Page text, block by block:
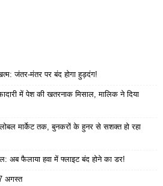
जंतर-मंतर पर बंद होगा हुड़दंग!
में पेश की खतरनाक मिसाल, मालिक ने दिया
मार्केट तक, बुनकरों के हुनर से सशक्त हो रहा
अब फैलाया हवा में फ्लाइट बंद होने का डर!
अगस्त